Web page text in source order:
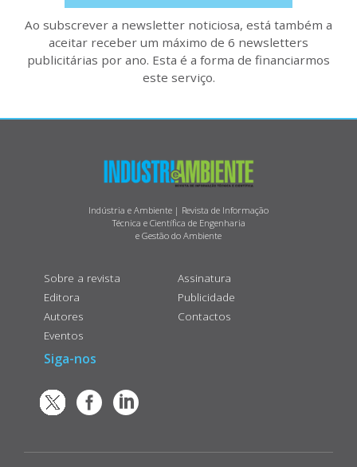
Ao subscrever a newsletter noticiosa, está também a
aceitar receber um máximo de 6 newsletters
publicitárias por ano. Esta é a forma de financiarmos
este serviço.
Indústria e Ambiente | Revista de Informação
Técnica e Científica de Engenharia
e Gestão do Ambiente
Sobre a revista
Editora
Autores
Eventos
Assinatura
Publicidade
Contactos
Siga-nos